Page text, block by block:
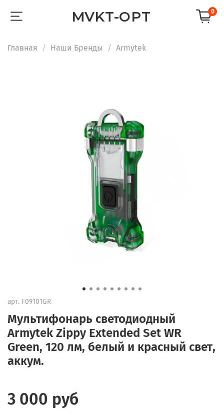
MVKT-OPT 0
Главная Наши Бренды Armytek
арт. F09101GR
Мультифонарь светодиодный
Armytek Zippy Extended Set WR
Green, 120 лм, белый и красный свет,
аккум.
3 000 руб